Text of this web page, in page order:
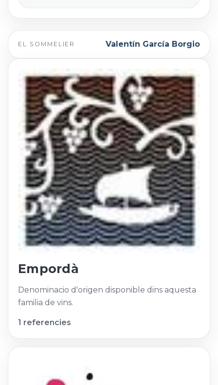
EL SOMMELIER Valentín García Borgio
Empordà
Denominacio d'origen disponible dins aquesta
familia de vins.
1 referencies